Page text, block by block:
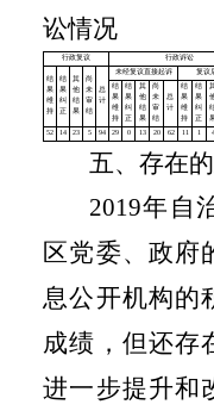
讼情况
五、存在
2019年自
区党委、政府
息公开机构的
成绩，但还存
进一步提升和